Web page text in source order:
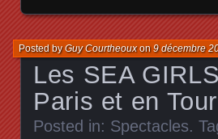
Les SEA
Paris et en
Posted byGuy Courtheouxon9 décembre
Posted in: Spectacles.